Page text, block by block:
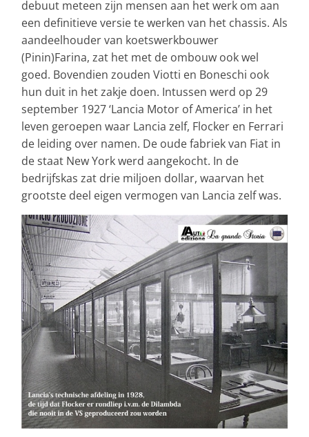
debuut meteen zijn mensen aan het werk om aan
een definitieve versie te werken van het chassis. Als
aandeelhouder van koetswerkbouwer
(Pinin)Farina, zat het met de ombouw ook wel
goed. Bovendien zouden Viotti en Boneschi ook
hun duit in het zakje doen. Intussen werd op 29
september 1927 ‘Lancia Motor of America’ in het
leven geroepen waar Lancia zelf, Flocker en Ferrari
de leiding over namen. De oude fabriek van Fiat in
de staat New York werd aangekocht. In de
bedrijfskas zat drie miljoen dollar, waarvan het
grootste deel eigen vermogen van Lancia zelf was.